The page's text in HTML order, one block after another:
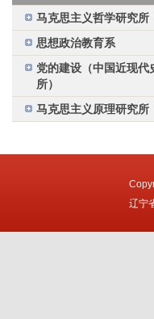
马克思主义哲学研究所
思想政治教育系
党的建设（中国近现代
所）
马克思主义原理研究所
辽宁